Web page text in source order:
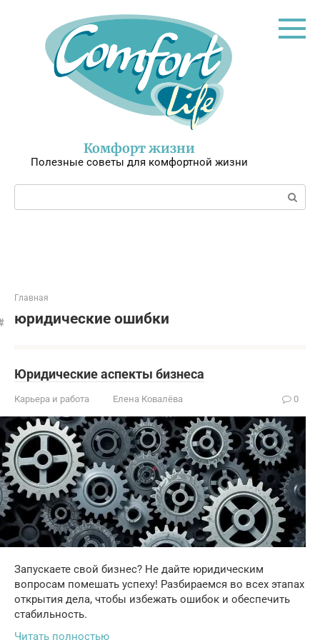
Комфорт жизни
Полезные советы для комфортной жизни
Поиск:
Главная
юридические ошибки
Юридические аспекты бизнеса
Карьера и работа Елена Ковалёва 0
Запускаете свой бизнес? Не дайте юридическим
вопросам помешать успеху! Разбираемся во всех этапах
открытия дела, чтобы избежать ошибок и обеспечить
стабильность.
Читать полностью